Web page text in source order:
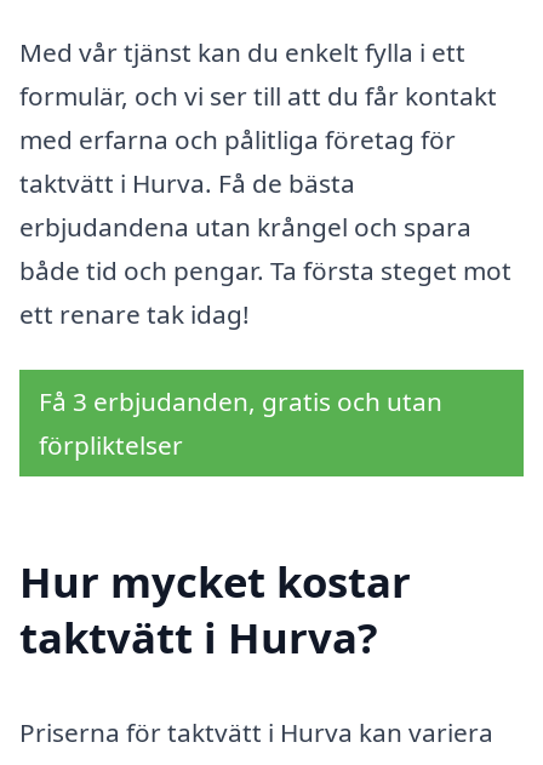
Med vår tjänst kan du enkelt fylla i ett
formulär, och vi ser till att du får kontakt
med erfarna och pålitliga företag för
taktvätt i Hurva. Få de bästa
erbjudandena utan krångel och spara
både tid och pengar. Ta första steget mot
ett renare tak idag!
Få 3 erbjudanden, gratis och utan
förpliktelser
Hur mycket kostar
taktvätt i Hurva?
Priserna för taktvätt i Hurva kan variera